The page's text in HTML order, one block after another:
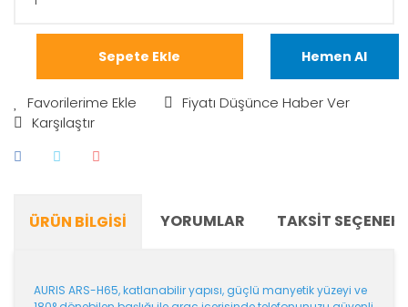
Sepete Ekle Hemen Al
Fiyatı Düşünce Haber Ver
Karşılaştır
ÜRÜN BILGISI YORUMLAR TAKSIT
AURIS ARS-H65, katlanabilir yapısı, güçlü manyetik yüzeyi ve